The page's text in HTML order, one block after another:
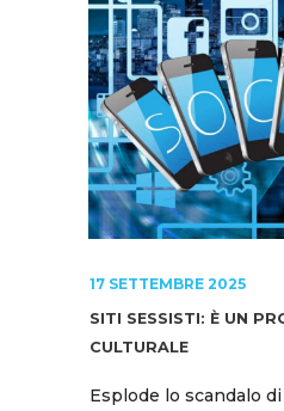
17 SETTEMBRE 2025
SITI SESSISTI: È UN
CULTURALE
Esplode lo scandalo